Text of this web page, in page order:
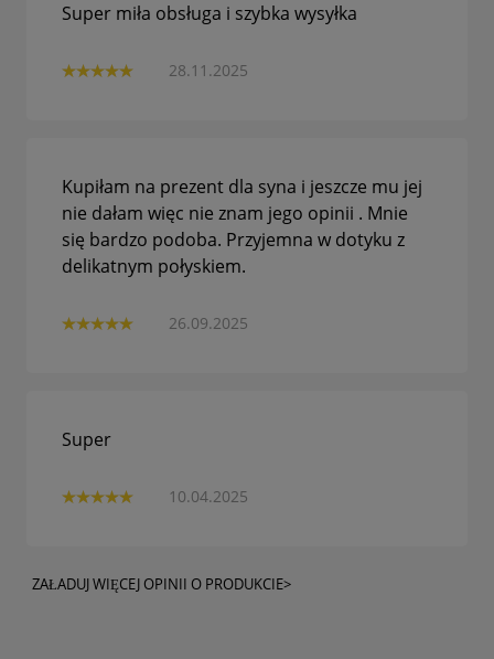
28.11.2025
Super miła obsługa i szybka wysyłka
26.09.2025
Kupiłam na prezent dla syna i jeszcze mu jej
nie dałam więc nie znam jego opinii . Mnie
się bardzo podoba. Przyjemna w dotyku z
delikatnym połyskiem.
10.04.2025
Super
ZAŁADUJ WIĘCEJ OPINII O PRODUKCIE>